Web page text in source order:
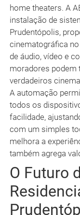
home theaters. A
instalação de
Prudentópolis,
cinematográfica
de áudio, vídeo e
moradores podem
verdadeiros
A automação
todos os
facilidade,
com um simples
melhora a
também agrega
O Futuro